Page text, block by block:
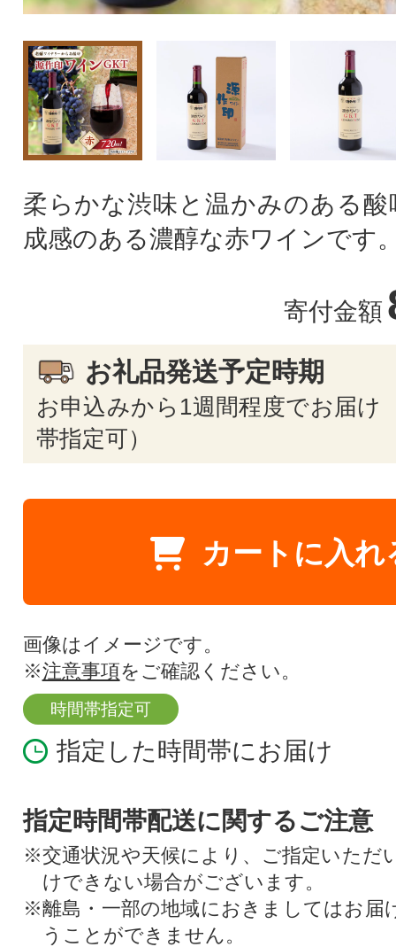
柔らかな渋味と温かみのある酸
成感のある濃醇な赤ワインです
寄付金額
お礼品発送予定時期
お申込みから1週間程度でお届け
帯指定可）
カートに入れ
画像はイメージです。
※注意事項をご確認ください。
時間帯指定可
指定した時間帯にお届け
指定時間帯配送に関するご注意
※交通状況や天候により、ご指定いただ
けできない場合がございます。
※離島・一部の地域におきましてはお届
うことができません。